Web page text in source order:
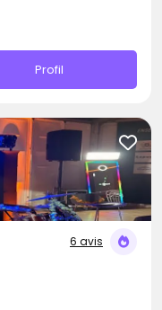
Profil
6 avis